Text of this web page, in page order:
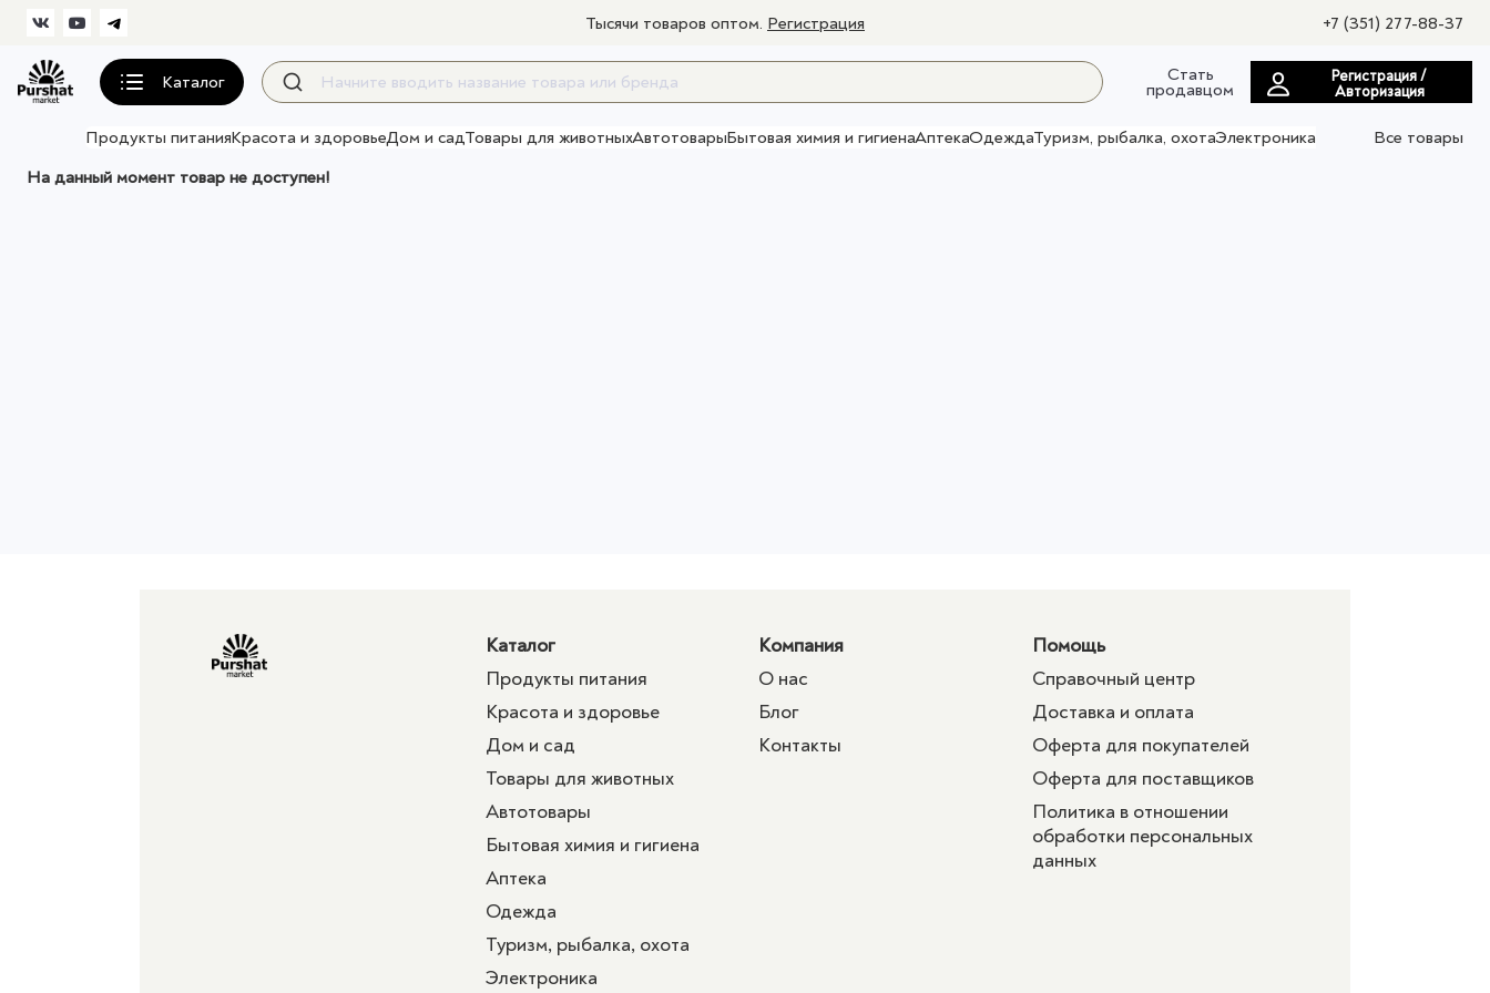
Тысячи товаров оптом. Регистрация +7 (351) 277-88-37
Каталог Стать
продавцом
Регистрация /
Авторизация
Продукты питанияКрасота и здоровьеДом и садТовары для животныхАвтотоварыБытовая химия и гигиенаАптекаОдеждаТуризм, рыбалка, охотаЭлектроника
Все товары
На данный момент товар не доступен!
Каталог
Продукты питания
Красота и здоровье
Дом и сад
Товары для животных
Автотовары
Бытовая химия и гигиена
Аптека
Одежда
Туризм, рыбалка, охота
Электроника
Компания
О нас
Блог
Контакты
Помощь
Справочный центр
Доставка и оплата
Оферта для покупателей
Оферта для поставщиков
Политика в отношении
обработки персональных
данных